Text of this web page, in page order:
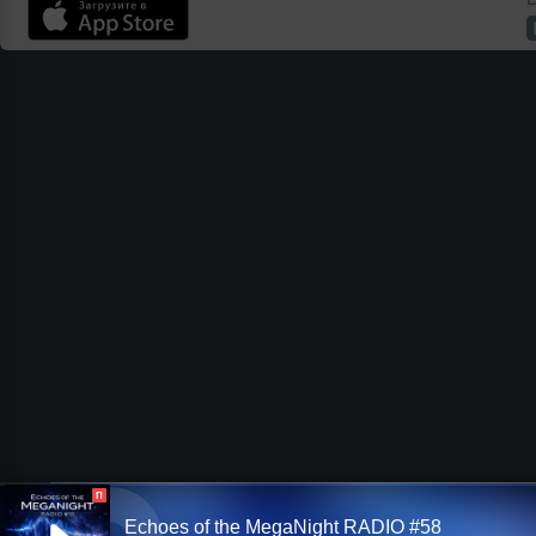
П
Echoes of the MegaNight RADIO #58